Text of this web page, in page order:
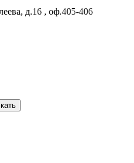
д.16 , оф.405-406